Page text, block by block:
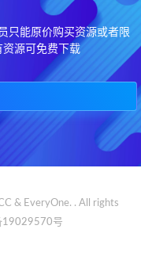
只能原价购买资源或者限
源可免费下载
& EveryOne. . All rights
19029570号